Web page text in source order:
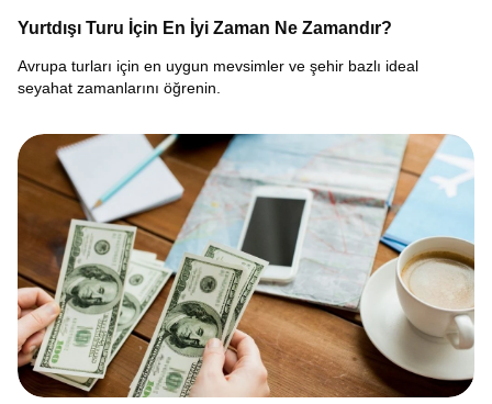
Yurtdışı Turu İçin En İyi Zaman Ne Zamandır?
Avrupa turları için en uygun mevsimler ve şehir bazlı ideal
seyahat zamanlarını öğrenin.